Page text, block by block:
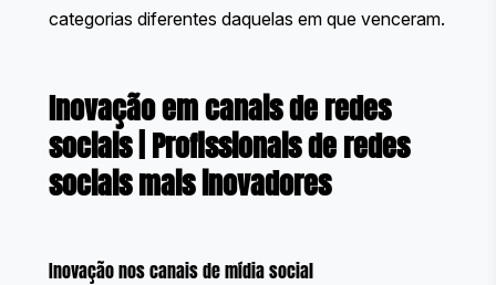
categorias diferentes daquelas em que venceram.
Inovação em canais de redes
sociais| Profissionais de redes
sociais mais inovadores
Inovação nos canais de mídia social